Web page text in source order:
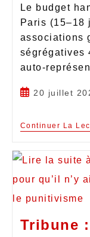
Le budget
Paris (15–18
associations
ségrégatives
auto-
20 juillet
Continuer La
Tribune